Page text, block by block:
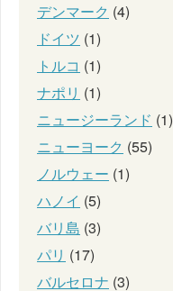
デンマーク (4)
ドイツ (1)
トルコ (1)
ナポリ (1)
ニュージーランド (1)
ニューヨーク (55)
ノルウェー (1)
ハノイ (5)
バリ島 (3)
パリ (17)
バルセロナ (3)